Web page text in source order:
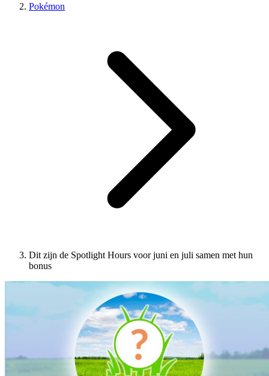
Pokémon
Dit zijn de Spotlight Hours voor juni en juli samen met hun
bonus